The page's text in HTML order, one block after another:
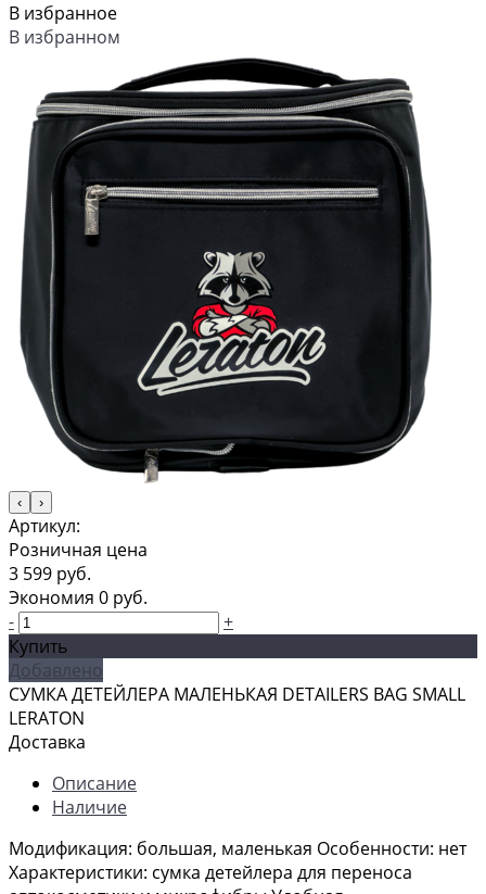
В избранное
В избранном
‹ ›
Артикул:
Розничная цена
3 599 руб.
Экономия 0 руб.
-
+
Купить
Добавлено
СУМКА ДЕТЕЙЛЕРА МАЛЕНЬКАЯ DETAILERS BAG SMALL
LERATON
Доставка
Описание
Наличие
Модификация: большая, маленькая Особенности: нет
Характеристики: сумка детейлера для переноса